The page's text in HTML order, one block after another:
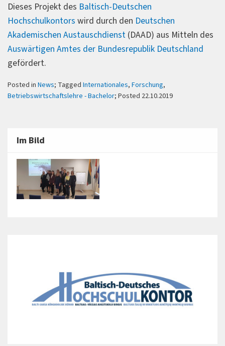
Dieses Projekt des Baltisch-Deutschen
Hochschulkontors wird durch den Deutschen
Akademischen Austauschdienst (DAAD) aus Mitteln des
Auswärtigen Amtes der Bundesrepublik Deutschland
gefördert.
Posted in News; Tagged Internationales, Forschung,
Betriebswirtschaftslehre - Bachelor; Posted 22.10.2019
Im Bild